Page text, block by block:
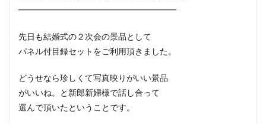
━━━━━━━━━━━━━━━━━━━
先日も結婚式の２次会の景品として
パネル付目録セットをご利用頂きました。
どうせなら珍しくて写真映りがいい景品
がいいね。と新郎新婦様で話し合って
選んで頂いたということです。